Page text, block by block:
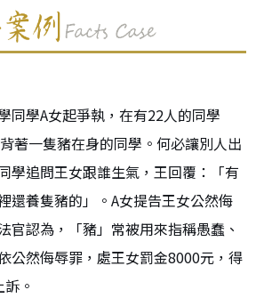
同學A女起爭執，在有22人的同學
著一隻豬在身的同學。何必讓別人出
學追問王女跟誰生氣，王回覆：「有
還養隻豬的」。A女提告王女公然侮
官認為，「豬」常被用來指稱愚蠢、
公然侮辱罪，處王女罰金8000元，得
。